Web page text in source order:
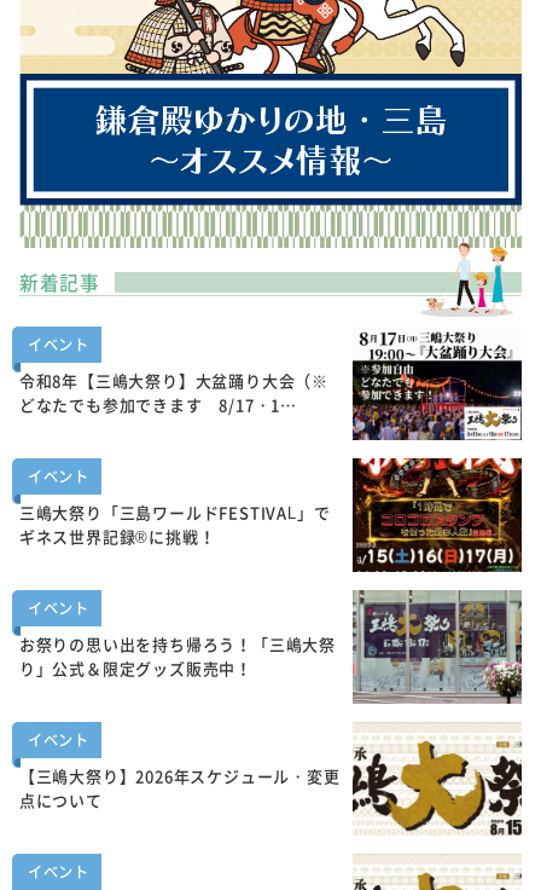
新着記事
イベント
令和8年【三嶋大祭り】大盆踊り大会（※
どなたでも参加できます 8/17・1…
イベント
三嶋大祭り「三島ワールドFESTIVAL」で
ギネス世界記録®に挑戦！
イベント
お祭りの思い出を持ち帰ろう！「三嶋大祭
り」公式＆限定グッズ販売中！
イベント
【三嶋大祭り】2026年スケジュール・変更
点について
イベント